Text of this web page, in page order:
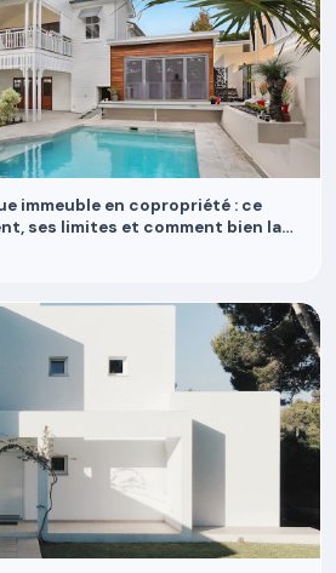
immeuble en copropriété : ce
ses limites et comment bien la